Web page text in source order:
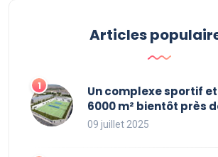
Articles
Un complexe sportif
6000 m² bientôt près
09 juillet 2025